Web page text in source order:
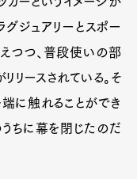
グジュアリーとスポー
つつ、普段使いの部
リースされている。そ
に触れることができ
うちに幕を閉じたのだ